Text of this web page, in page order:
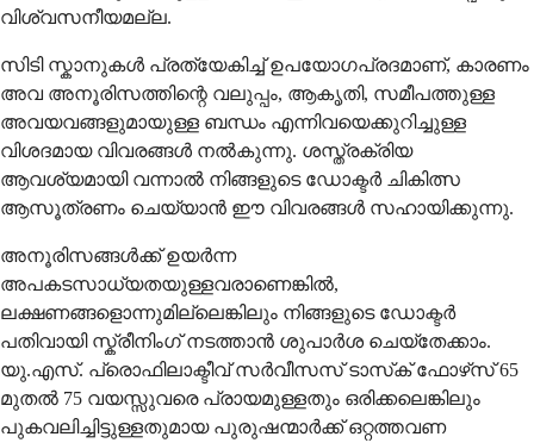
വിശ്വസനീയമല്ല.
സിടി സ്കാനുകൾ പ്രത്യേകിച്ച് ഉപയോഗപ്രദമാണ്, കാരണം
അവ അനൂരിസത്തിന്റെ വലുപ്പം, ആകൃതി, സമീപത്തുള്ള
അവയവങ്ങളുമായുള്ള ബന്ധം എന്നിവയെക്കുറിച്ചുള്ള
വിശദമായ വിവരങ്ങൾ നൽകുന്നു. ശസ്ത്രക്രിയ
ആവശ്യമായി വന്നാൽ നിങ്ങളുടെ ഡോക്ടർ ചികിത്സ
ആസൂത്രണം ചെയ്യാൻ ഈ വിവരങ്ങൾ സഹായിക്കുന്നു.
അനൂരിസങ്ങള്‍ക്ക് ഉയര്‍ന്ന
അപകടസാധ്യതയുള്ളവരാണെങ്കില്‍,
ലക്ഷണങ്ങളൊന്നുമില്ലെങ്കിലും നിങ്ങളുടെ ഡോക്ടര്‍
പതിവായി സ്ക്രീനിംഗ് നടത്താന്‍ ശുപാര്‍ശ ചെയ്തേക്കാം.
യു.എസ്. പ്രൊഫിലാക്ടീവ് സര്‍വീസസ് ടാസ്‌ക് ഫോഴ്‌സ് 65
മുതല്‍ 75 വയസ്സുവരെ പ്രായമുള്ളതും ഒരിക്കലെങ്കിലും
പുകവലിച്ചിട്ടുള്ളതുമായ പുരുഷന്മാര്‍ക്ക് ഒറ്റത്തവണ